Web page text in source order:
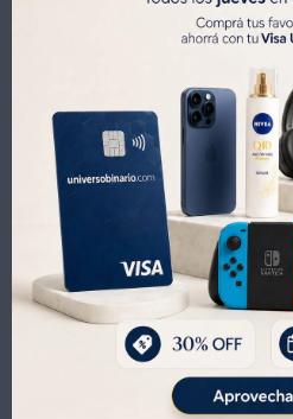
Juego de Toallas para Baño Dohler 2 Piezas - CELESTE
504
UYU
UYU 428